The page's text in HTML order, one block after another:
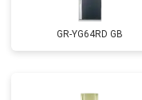
GR-YG64RD GB